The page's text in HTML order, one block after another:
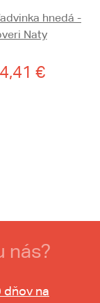
hnedá -
Naty
€
nás?
dňov na